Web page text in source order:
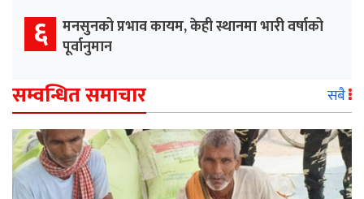
६ मनसुनको प्रभाव कायम, केही स्थानमा भारी वर्षाको
पूर्वानुमान
सम्वन्धित समाचार सबै